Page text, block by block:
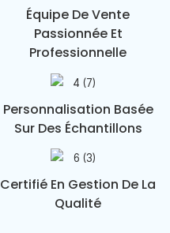
Équipe De Vente
Passionnée Et
Professionnelle
Personnalisation Basée
Sur Des Échantillons
Certifié En Gestion De La
Qualité